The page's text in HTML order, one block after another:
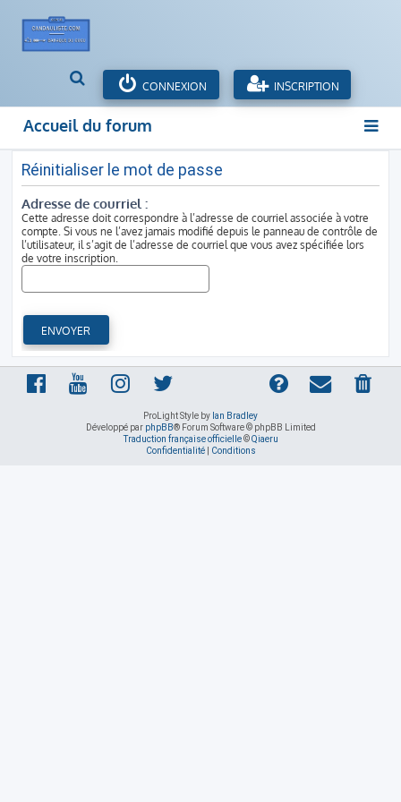
h
e
r
c
h
e
r
CONNEXION INSCRIPTION
Accueil du forum
Réinitialiser le mot de passe
Adresse de courriel :
Cette adresse doit correspondre à l’adresse de courriel associée à votre
compte. Si vous ne l’avez jamais modifié depuis le panneau de contrôle de
l’utilisateur, il s’agit de l’adresse de courriel que vous avez spécifiée lors
de votre inscription.
ProLight Style by Ian Bradley
Développé par phpBB® Forum Software © phpBB Limited
Traduction française officielle©Qiaeru
Confidentialité| Conditions